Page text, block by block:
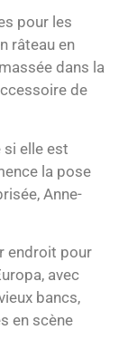
pour les
râteau en
dans la
de
elle est
la pose
Anne-
endroit pour
avec
bancs,
en scène